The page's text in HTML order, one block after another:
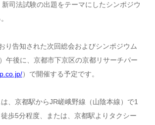
新司法試験の出題をテーマにしたシンポジウ
り告知された次回総会およびシンポジウム
午後に、京都市下京区の京都リサーチパー
）で開催する予定です。
、京都駅からJR嵯峨野線（山陰本線）で1
歩5分程度、または、京都駅よりタクシー